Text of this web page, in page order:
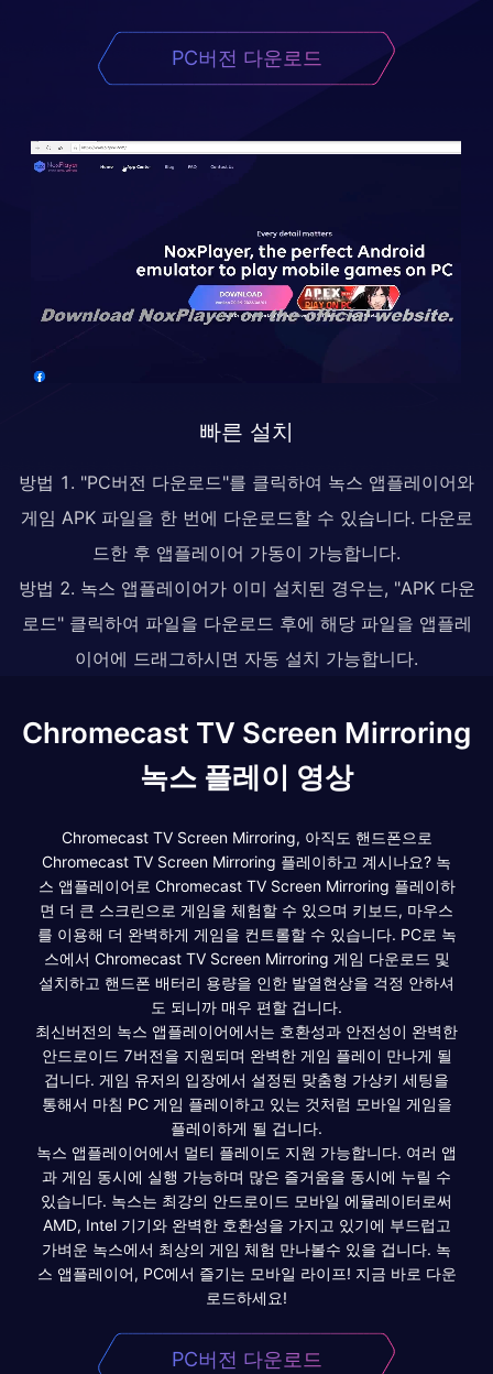
PC버전 다운로드
빠른 설치
방법 1. "PC버전 다운로드"를 클릭하여 녹스 앱플레이어와
게임 APK 파일을 한 번에 다운로드할 수 있습니다. 다운로
드한 후 앱플레이어 가동이 가능합니다.
방법 2. 녹스 앱플레이어가 이미 설치된 경우는, "APK 다운
로드" 클릭하여 파일을 다운로드 후에 해당 파일을 앱플레
이어에 드래그하시면 자동 설치 가능합니다.
Chromecast TV Screen Mirroring
녹스 플레이 영상
Chromecast TV Screen Mirroring, 아직도 핸드폰으로
Chromecast TV Screen Mirroring 플레이하고 계시나요? 녹
스 앱플레이어로 Chromecast TV Screen Mirroring 플레이하
면 더 큰 스크린으로 게임을 체험할 수 있으며 키보드, 마우스
를 이용해 더 완벽하게 게임을 컨트롤할 수 있습니다. PC로 녹
스에서 Chromecast TV Screen Mirroring 게임 다운로드 및
설치하고 핸드폰 배터리 용량을 인한 발열현상을 걱정 안하셔
도 되니까 매우 편할 겁니다.
최신버전의 녹스 앱플레이어에서는 호환성과 안전성이 완벽한
안드로이드 7버전을 지원되며 완벽한 게임 플레이 만나게 될
겁니다. 게임 유저의 입장에서 설정된 맞춤형 가상키 세팅을
통해서 마침 PC 게임 플레이하고 있는 것처럼 모바일 게임을
플레이하게 될 겁니다.
녹스 앱플레이어에서 멀티 플레이도 지원 가능합니다. 여러 앱
과 게임 동시에 실행 가능하며 많은 즐거움을 동시에 누릴 수
있습니다. 녹스는 최강의 안드로이드 모바일 에뮬레이터로써
AMD, Intel 기기와 완벽한 호환성을 가지고 있기에 부드럽고
가벼운 녹스에서 최상의 게임 체험 만나볼수 있을 겁니다. 녹
스 앱플레이어, PC에서 즐기는 모바일 라이프! 지금 바로 다운
로드하세요!
PC버전 다운로드